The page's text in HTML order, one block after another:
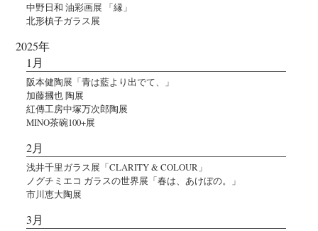
中野日和 油彩画展 「縁」
北形槙子ガラス展
2025年
1月
阪本健陶展「青は藍より出でて、」
加藤摑也 陶展
紅傳工房中塚万次郎陶展
MINO茶碗100+展
2月
浅井千里ガラス展「CLARITY & COLOUR」
ノグチミエコ ガラスの世界展「春は、あけぼの。」
市川恵大陶展
3月